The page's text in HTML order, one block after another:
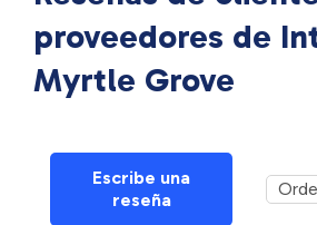
proveedores de
Myrtle Grove
Escribe una
reseña